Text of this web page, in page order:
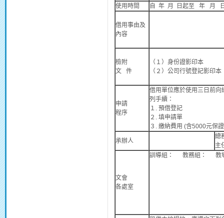
使用時間 自 年 月 日起至 年 月
借用事由及
內容
檢附
文 件
（１）身份證影印本
（２）公司行號登記影印本
申請
程序
借用單位應於使用三日前向
列手續：
１. 預借登記
２. 填申請單
３. 繳納費用 (含5000元保
承辦人
總
主
文會
各處室
訓導組： 教務組：